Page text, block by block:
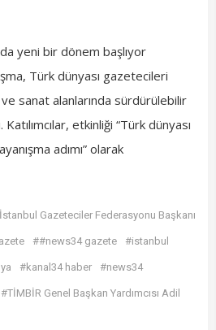
yeni bir dönem başlıyor
Türk dünyası gazetecileri
sanat alanlarında sürdürülebilir
etkinliği “Türk dünyası
adımı” olarak
Gazeteciler Federasyonu Başkanı
##news34 gazete #istanbul
#kanal34 haber #news34
#TİMBİR Genel Başkan Yardımcısı Adil